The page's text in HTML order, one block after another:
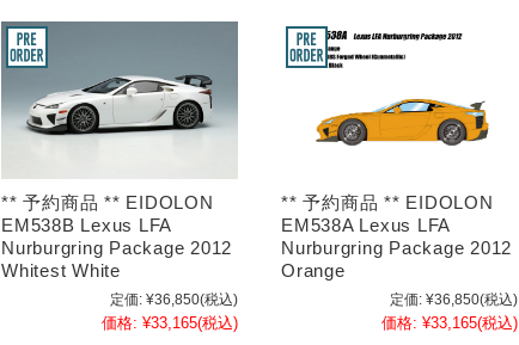
** 予約商品 ** EIDOLON
EM538B Lexus LFA
Nurburgring Package 2012
Whitest White
定価: ¥36,850(税込)
価格: ¥33,165(税込)
** 予約商品 ** EIDOLON
EM538A Lexus LFA
Nurburgring Package 2012
Orange
定価: ¥36,850(税込)
価格: ¥33,165(税込)